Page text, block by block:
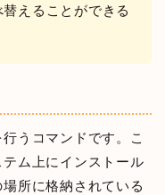
えることができる
うコマンドです。こ
ム上にインストール
所に格納されている